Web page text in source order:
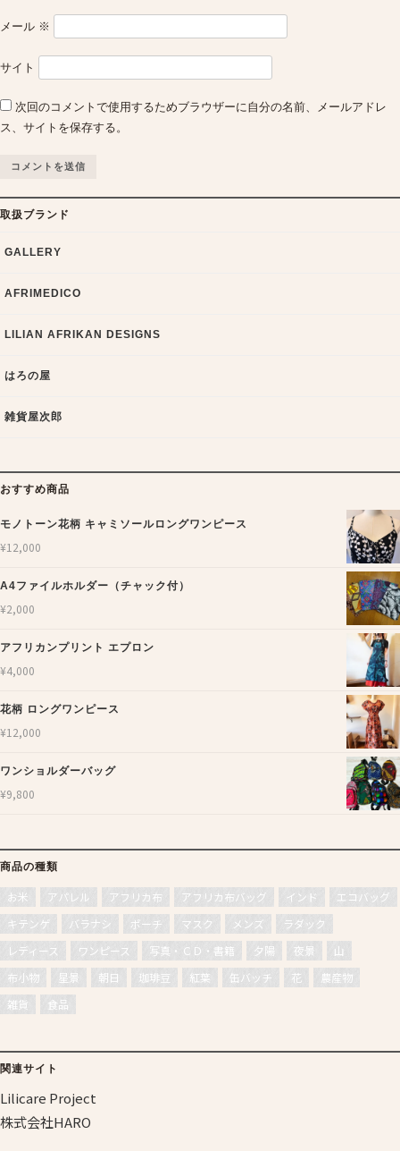
メール ※
サイト
次回のコメントで使用するためブラウザーに自分の名前、メールアドレ
ス、サイトを保存する。
取扱ブランド
GALLERY
AFRIMEDICO
LILIAN AFRIKAN DESIGNS
はろの屋
雑貨屋次郎
おすすめ商品
モノトーン花柄 キャミソールロングワンピース
¥12,000
A4ファイルホルダー（チャック付）
¥2,000
アフリカンプリント エプロン
¥4,000
花柄 ロングワンピース
¥12,000
ワンショルダーバッグ
¥9,800
商品の種類
お米 アパレル アフリカ布 アフリカ布バッグ インド
エコバッグ
キテンゲ
バラナシ ポーチ マスク メンズ
ラダック
レディース
ワンピース 写真・ＣＤ・書籍 夕陽 夜景
山
布小物
星景 朝日 珈琲豆 紅葉 缶バッチ 花
農産物
雑貨
食品
関連サイト
Lilicare Project
株式会社HARO